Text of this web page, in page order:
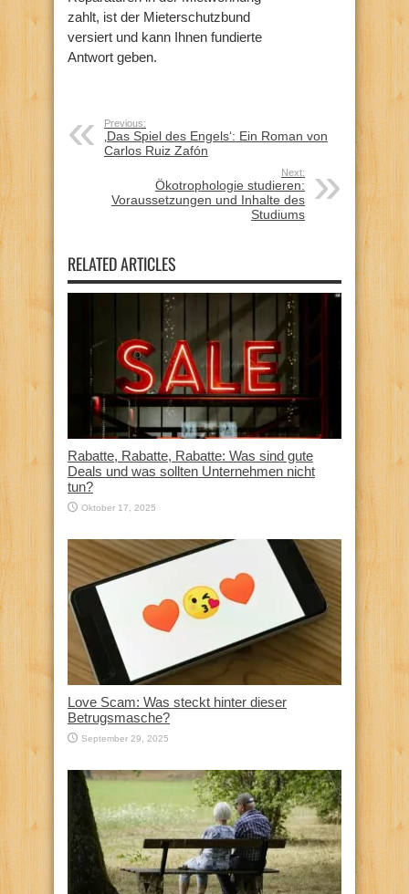
zahlt, ist der Mieterschutzbund
versiert und kann Ihnen fundierte
Antwort geben.
Previous:
‚Das Spiel des Engels‘: Ein Roman von
Carlos Ruiz Zafón
Next:
Ökotrophologie studieren:
Voraussetzungen und Inhalte des
Studiums
RELATED ARTICLES
Rabatte, Rabatte, Rabatte: Was sind gute
Deals und was sollten Unternehmen nicht
tun?
Oktober 17, 2025
Love Scam: Was steckt hinter dieser
Betrugsmasche?
September 29, 2025